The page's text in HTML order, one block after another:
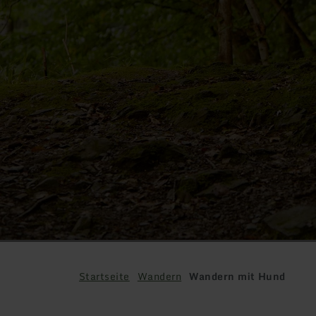
Wandern
Startseite Wandern Wandern mit Hund